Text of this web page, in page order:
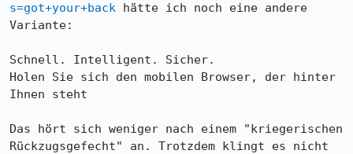
s=got+your+back hätte ich noch eine andere
Variante:
Schnell. Intelligent. Sicher.
Holen Sie sich den mobilen Browser, der hinter
Ihnen steht
Das hört sich weniger nach einem "kriegerischen
Rückzugsgefecht" an. Trotzdem klingt es nicht